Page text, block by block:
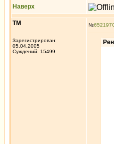
Наверх
ТМ
Зарегистрирован:
05.04.2005
Суждений: 15499
№652197